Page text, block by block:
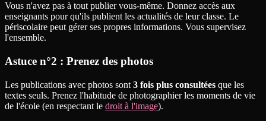
Vous n'avez pas à tout publier vous-même. Donnez accès aux
enseignants pour qu'ils publient les actualités de leur classe. Le
périscolaire peut gérer ses propres informations. Vous supervisez
l'ensemble.
Astuce n°2 : Prenez des photos
Les publications avec photos sont 3 fois plus consultées que les
textes seuls. Prenez l'habitude de photographier les moments de vie
de l'école (en respectant le droit à l'image).